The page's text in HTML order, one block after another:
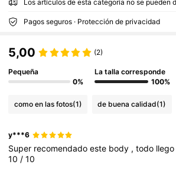
Los artículos de esta categoría no se pueden
Pagos seguros · Protección de privacidad
5,00 (2)
Pequeña
0%
La talla corresponde
100%
como en las fotos(1) de buena calidad(1)
y***6
Super recomendadoeste body ,todo
10/10